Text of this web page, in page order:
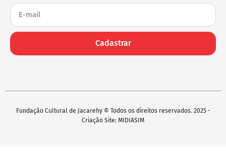
Cadastrar
Fundação Cultural de Jacarehy © Todos os direitos reservados. 2025 -
Criação Site: MIDIASIM